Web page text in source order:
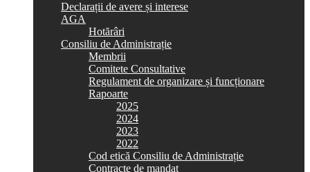
Declarații de avere și interese
AGA
Hotărâri
Consiliu de Administrație
Membrii
Comitete Consultative
Regulament de organizare și funcționare
Rapoarte
2025
2024
2023
2022
Cod etică Consiliu de Administrație
Contracte de mandat